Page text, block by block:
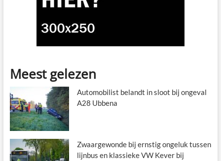
Meest gelezen
Automobilist belandt in sloot bij ongeval
A28 Ubbena
Zwaargewonde bij ernstig ongeluk tussen
lijnbus en klassieke VW Kever bij